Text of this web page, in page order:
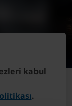
kabul
.